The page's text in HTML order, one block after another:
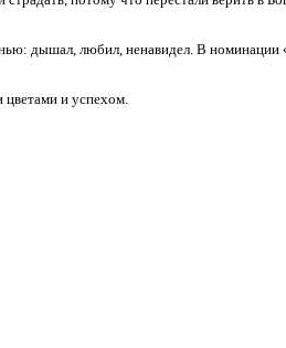
дышал, любил, ненавидел. В
цветами и успехом.